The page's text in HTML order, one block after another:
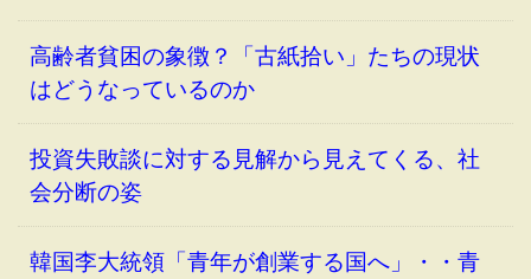
高齢者貧困の象徴？「古紙拾い」たちの現状
はどうなっているのか
投資失敗談に対する見解から見えてくる、社
会分断の姿
韓国李大統領「青年が創業する国へ」・・青